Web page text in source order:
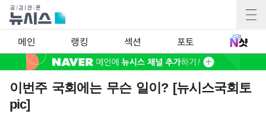
메인 랭킹 섹션 포토
이번주 국회에는 무슨 일이? [뉴시스국회토
pic]